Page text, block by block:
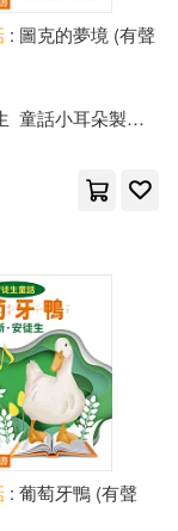
: 圖克的夢境 (有聲
童話小耳朵製作
: 葡萄牙鴨 (有聲